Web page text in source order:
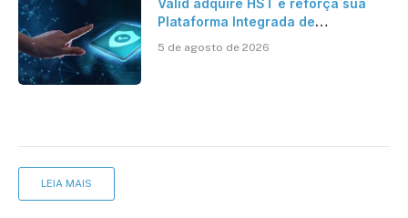
Valid adquire HST e reforça sua
Plataforma Integrada de
5 de agosto de 2026
LEIA MAIS